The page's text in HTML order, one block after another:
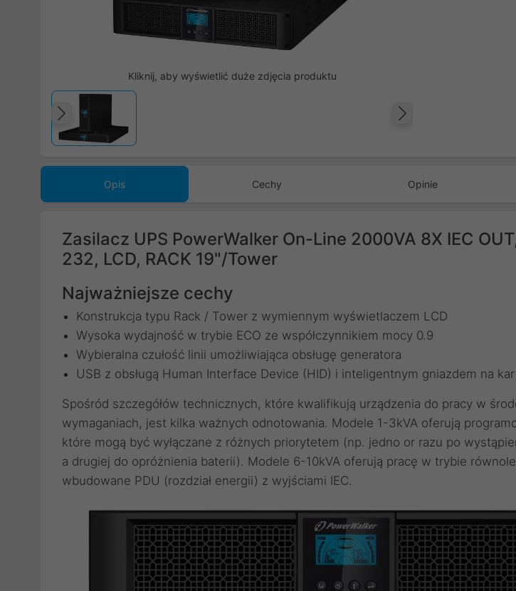
Kliknij, aby wyświetlić duże zdjęcia produktu
Poprzedni
Opis Cechy Opinie
Zasilacz UPS PowerWalker On-Line 2000VA 8X IEC
232, LCD, RACK 19"/Tower
Najważniejsze cechy
Konstrukcja typu Rack / Tower z wymiennym wyświetlaczem LCD
Wysoka wydajność w trybie ECO ze współczynnikiem mocy 0.9
Wybieralna czułość linii umożliwiająca obsługę generatora
USB z obsługą Human Interface Device (HID) i inteligentnym gniazdem na
Spośród szczegółów technicznych, które kwalifikują urządzenia do pracy w
wymaganiach, jest kilka ważnych odnotowania. Modele 1-3kVA oferują
które mogą być wyłączane z różnych priorytetem (np. jedno or razu po
a drugiej do opróżnienia baterii). Modele 6-10kVA oferują pracę w trybie
wbudowane PDU (rozdział energii) z wyjściami IEC.